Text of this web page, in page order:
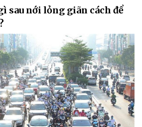
sau nới lỏng giãn cách để